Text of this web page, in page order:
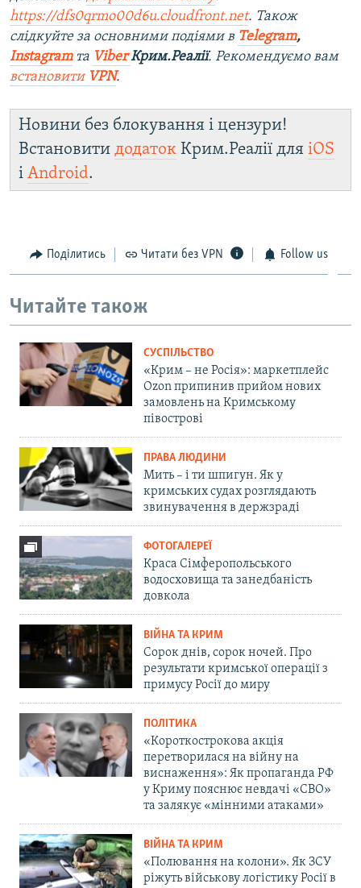
https://dfs0qrmo00d6u.cloudfront.net. Також
слідкуйте за основними подіями в Telegram,
Instagramта ViberКрим.Реалії. Рекомендуємо вам
встановити VPN.
Новини без блокування і цензури!
Встановити додаток Крим.Реалії для iOS
і Android.
Поділитись Читати без VPN Follow us
Читайте також
СУСПІЛЬСТВО
«Крим – не Росія»: маркетплейс
Ozon припинив прийом нових
замовлень на Кримському
півострові
ПРАВА ЛЮДИНИ
Мить – і ти шпигун. Як у
кримських судах розглядають
звинувачення в держзраді
ФОТОГАЛЕРЕЇ
Краса Сімферопольського
водосховища та занедбаність
довкола
ВІЙНА ТА КРИМ
Сорок днів, сорок ночей. Про
результати кримської операції з
примусу Росії до миру
ПОЛІТИКА
«Короткострокова акція
перетворилася на війну на
виснаження»: Як пропаганда РФ
у Криму пояснює невдачі «СВО»
та залякує «мінними атаками»
ВІЙНА ТА КРИМ
«Полювання на колони». Як ЗСУ
ріжуть військову логістику Росії в